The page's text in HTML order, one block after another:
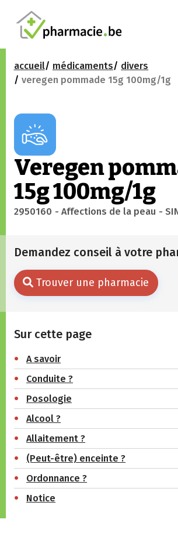
accueil médicaments
divers
veregen pommade 15g 100mg/1g
Veregen
15g 100mg/1g
2950160 - Affections de la peau -
Demandez conseil à votre
Trouver une pharmacie
Sur cette page
A savoir
Conduite ?
Posologie
Alcool ?
Allaitement ?
(Peut-être) enceinte ?
Ordonnance ?
Notice